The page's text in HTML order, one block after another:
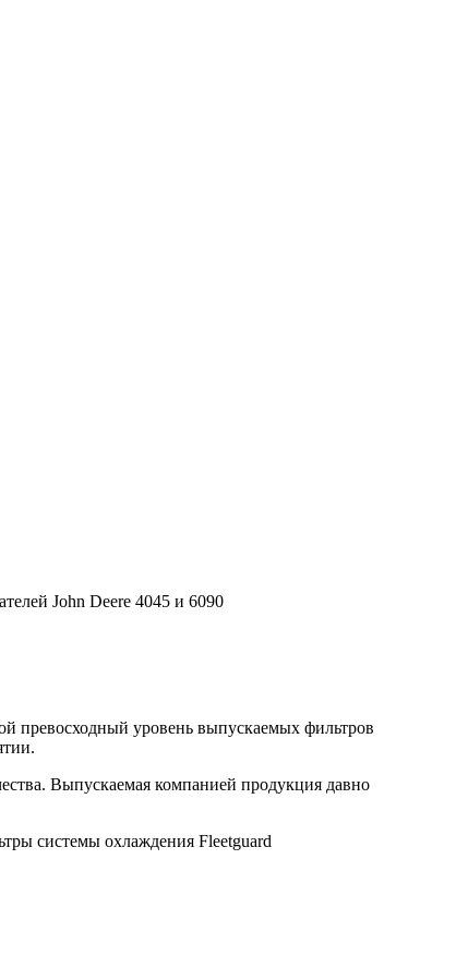
John Deere 4045 и 6090
превосходный уровень выпускаемых фильтров
Выпускаемая компанией продукция давно
системы охлаждения Fleetguard